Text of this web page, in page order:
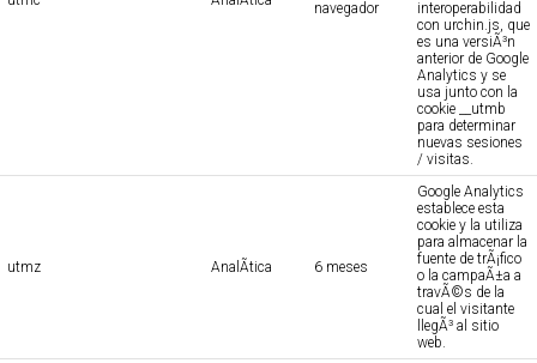
navegador
interoperabilidad
con urchin.js, que
es una versiÃ³n
anterior de Google
Analytics y se
usa junto con la
cookie __utmb
para determinar
nuevas sesiones
/ visitas.
utmz AnalÃ­tica 6 meses
Google Analytics
establece esta
cookie y la utiliza
para almacenar la
fuente de trÃ¡fico
o la campaÃ±a a
travÃ©s de la
cual el visitante
llegÃ³ al sitio
web.